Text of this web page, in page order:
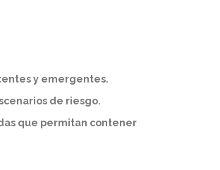
y emergentes.
de riesgo.
que permitan contener